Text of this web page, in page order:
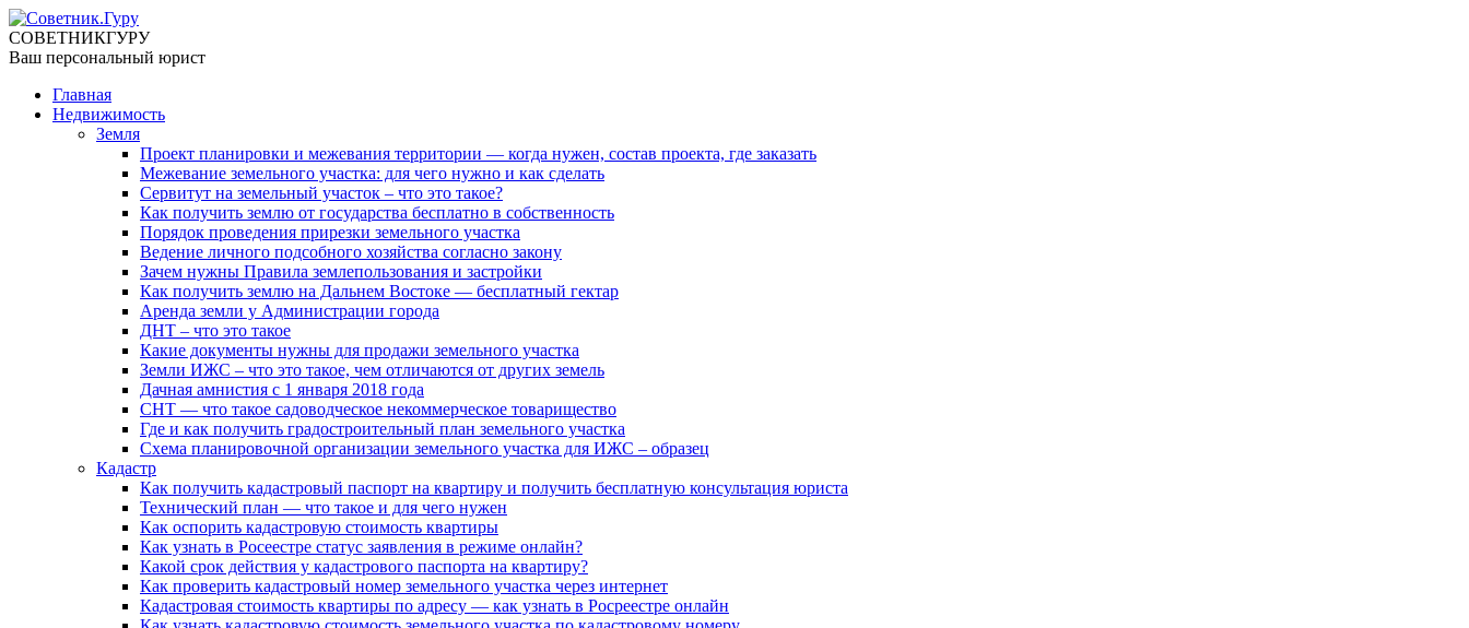
СОВЕТНИКГУРУ
Ваш персональный юрист
Главная
Недвижимость
Земля
Проект планировки и межевания территории — когда нужен, состав проекта, где заказать
Межевание земельного участка: для чего нужно и как сделать
Сервитут на земельный участок – что это такое?
Как получить землю от государства бесплатно в собственность
Порядок проведения прирезки земельного участка
Ведение личного подсобного хозяйства согласно закону
Зачем нужны Правила землепользования и застройки
Как получить землю на Дальнем Востоке — бесплатный гектар
Аренда земли у Администрации города
ДНТ – что это такое
Какие документы нужны для продажи земельного участка
Земли ИЖС – что это такое, чем отличаются от других земель
Дачная амнистия с 1 января 2018 года
СНТ — что такое садоводческое некоммерческое товарищество
Где и как получить градостроительный план земельного участка
Схема планировочной организации земельного участка для ИЖС – образец
Кадастр
Как получить кадастровый паспорт на квартиру и получить бесплатную консультация юриста
Технический план — что такое и для чего нужен
Как оспорить кадастровую стоимость квартиры
Как узнать в Росеестре статус заявления в режиме онлайн?
Какой срок действия у кадастрового паспорта на квартиру?
Как проверить кадастровый номер земельного участка через интернет
Кадастровая стоимость квартиры по адресу — как узнать в Росреестре онлайн